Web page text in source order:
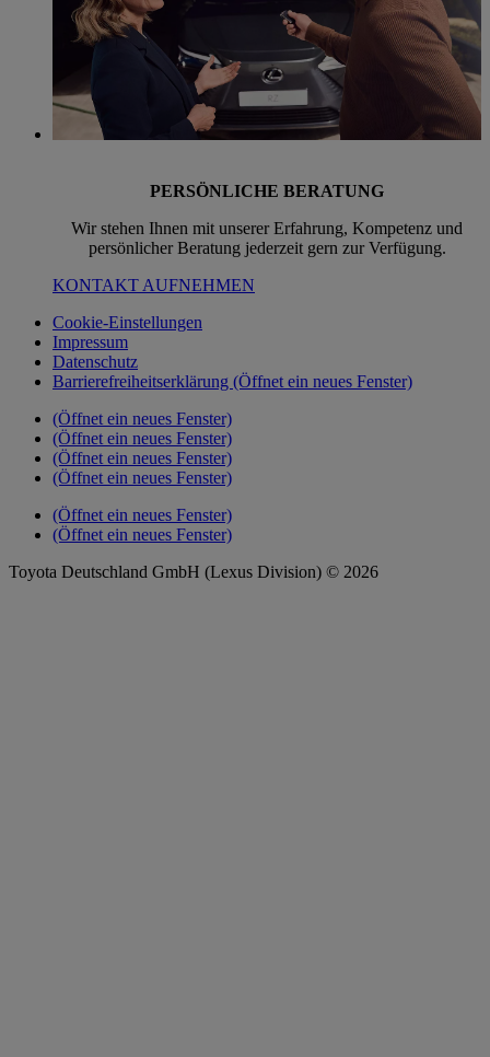
PERSÖNLICHE BERATUNG
Wir stehen Ihnen mit unserer Erfahrung, Kompetenz und
persönlicher Beratung jederzeit gern zur Verfügung.
KONTAKT AUFNEHMEN
Cookie-Einstellungen
Impressum
Datenschutz
Barrierefreiheitserklärung (Öffnet ein neues Fenster)
(Öffnet ein neues Fenster)
(Öffnet ein neues Fenster)
(Öffnet ein neues Fenster)
(Öffnet ein neues Fenster)
(Öffnet ein neues Fenster)
(Öffnet ein neues Fenster)
Toyota Deutschland GmbH (Lexus Division) © 2026